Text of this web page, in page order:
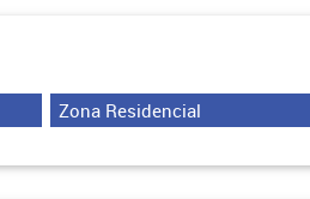
Zona Residencial